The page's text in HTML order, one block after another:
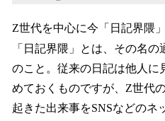
Z世代を中心に今「日記界隈
「日記界隈」とは、その名の
のこと。従来の日記は他人に
めておくものですが、Z世代
起きた出来事をSNSなどのネ